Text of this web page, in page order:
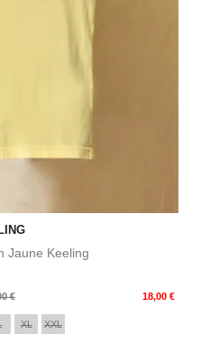
Jaune Keeling
€ 18,00 €
XL XXL